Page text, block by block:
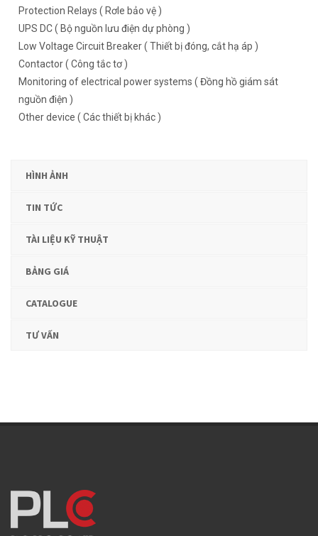
Protection Relays ( Rơle bảo vệ )
UPS DC ( Bộ nguồn lưu điện dự phòng )
Low Voltage Circuit Breaker ( Thiết bị đóng, cắt hạ áp )
Contactor ( Công tắc tơ )
Monitoring of electrical power systems ( Đồng hồ giám sát
nguồn điện )
Other device ( Các thiết bị khác )
HÌNH ẢNH
TIN TỨC
TÀI LIỆU KỸ THUẬT
BẢNG GIÁ
CATALOGUE
TƯ VẤN